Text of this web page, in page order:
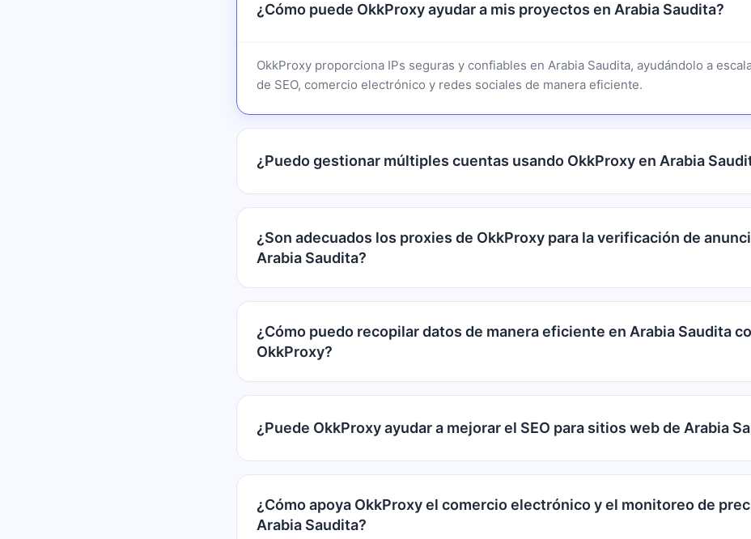
¿Cómo puede OkkProxy ayudar a mis proyectos en Arabia Saudita?
OkkProxy proporciona IPs seguras y confiables en Arabia Saudita, ayudándolo a
de SEO, comercio electrónico y redes sociales de manera eficiente.
¿Puedo gestionar múltiples cuentas usando OkkProxy en Arabia
¿Son adecuados los proxies de OkkProxy para la verificación de
Arabia Saudita?
¿Cómo puedo recopilar datos de manera eficiente en Arabia Saudita
OkkProxy?
¿Puede OkkProxy ayudar a mejorar el SEO para sitios web de Arabia
¿Cómo apoya OkkProxy el comercio electrónico y el monitoreo de
Arabia Saudita?